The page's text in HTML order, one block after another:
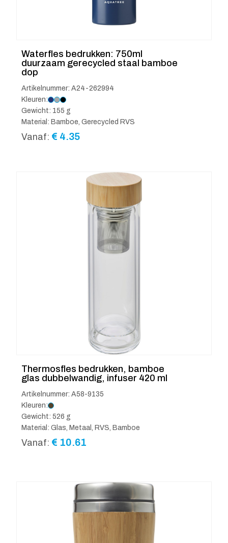
Waterfles bedrukken: 750ml
duurzaam gerecycled staal bamboe
dop
Artikelnummer: A24-262994
Kleuren:
Gewicht: 155 g
Material: Bamboe, Gerecycled RVS
Vanaf: € 4.35
Thermosfles bedrukken, bamboe
glas dubbelwandig, infuser 420 ml
Artikelnummer: A58-9135
Kleuren:
Gewicht: 526 g
Material: Glas, Metaal, RVS, Bamboe
Vanaf: € 10.61